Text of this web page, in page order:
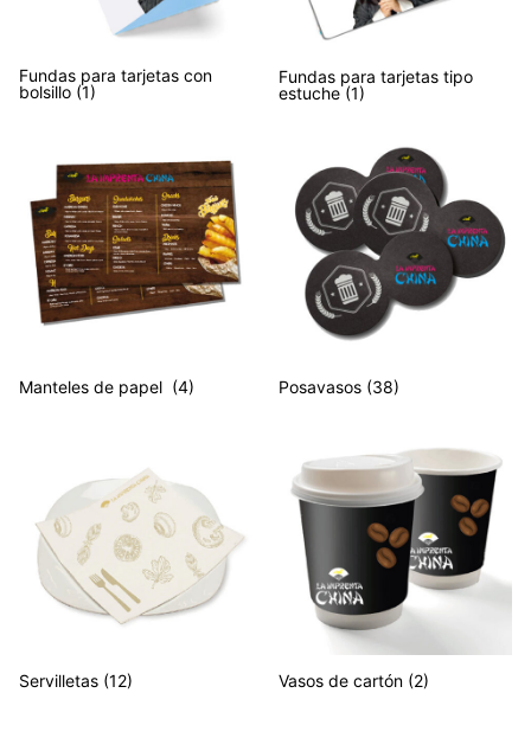
Fundas para tarjetas con
bolsillo (1)
Fundas para tarjetas tipo
estuche(1)
Manteles de papel (4) Posavasos (38)
Servilletas (12) Vasos de cartón (2)